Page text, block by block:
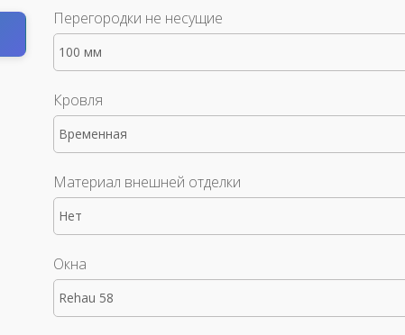
Перегородки не несущие
100 мм
Кровля
Временная
Материал внешней отделки
Нет
Окна
Rehau 58